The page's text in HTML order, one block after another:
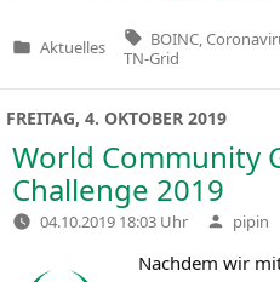
Veröffentlicht
Aktuelles
Tags:
BOINC
TN-Grid
FREITAG, 4. OKTOBER 2019
World Community
Challenge 2019
04.10.2019 18:03 Uhr Verfasst
von
pipin
Nach­dem wir